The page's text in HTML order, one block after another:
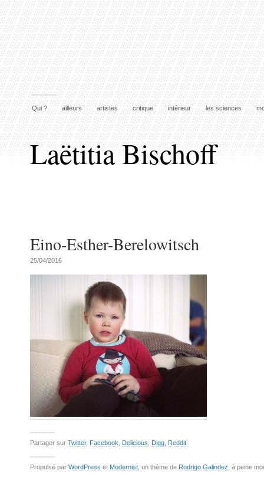
Qui ? ailleurs artistes critique intérieur les sciences
Laëtitia Bischoff
Eino-Esther-Berelowitsch
25/04/2016
Partager sur Twitter, Facebook Delicious Digg Reddit
Propulsé par WordPress et Modernist , un thème de Rodrigo Galindez , à peine